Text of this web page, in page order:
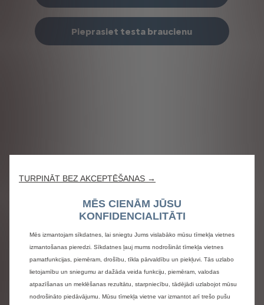
Pieprasiet testa braucienu
TURPINĀT BEZ AKCEPTĒŠANAS →
MĒS CIENĀM JŪSU
KONFIDENCIALITĀTI
Mēs izmantojam sīkdatnes, lai sniegtu Jums vislabāko mūsu tīmekļa vietnes
izmantošanas pieredzi. Sīkdatnes ļauj mums nodrošināt tīmekļa vietnes
pamatfunkcijas, piemēram, drošību, tīkla pārvaldību un piekļuvi. Tās uzlabo
lietojamību un sniegumu ar dažāda veida funkciju, piemēram, valodas
atpazīšanas un meklēšanas rezultātu, starpniecību, tādējādi uzlabojot mūsu
nodrošināto piedāvājumu. Mūsu tīmekļa vietne var izmantot arī trešo pušu